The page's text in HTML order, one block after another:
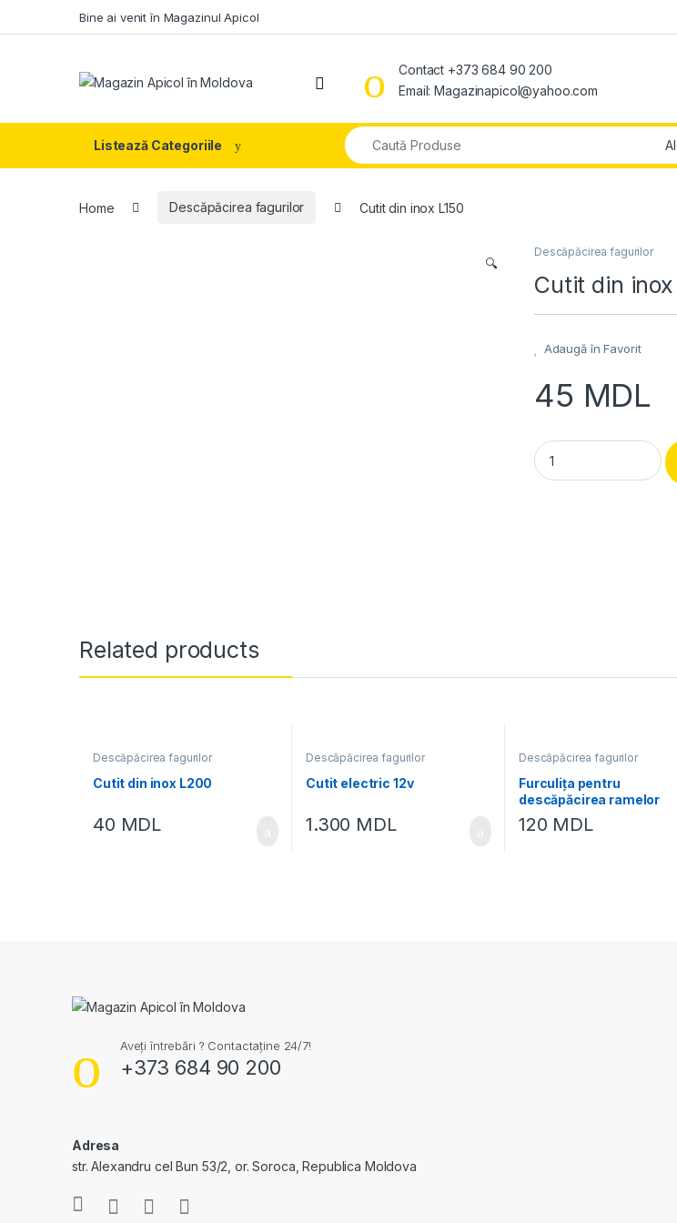
Bine ai venit în Magazinul Apicol
Contact +373 684 90 200
Email: Magazinapicol@yahoo.com
Listează Categoriile
Search for:
Home Descăpăcirea fagurilor Cutit din inox L150
🔍
Descăpăcirea fagurilor
Cutit din inox
Adaugă în Favorit
45 MDL
Cutit din inox L150
Related products
Descăpăcirea fagurilor
Cutit din inox L200
40 MDL
Descăpăcirea fagurilor
Cutit electric 12v
1.300 MDL
Descăpăcirea fagurilor
Furculiţa pentru
descăpăcirea ramelor
120 MDL
Aveți întrebări ? Contactaține 24/7!
+373 684 90 200
Adresa
str. Alexandru cel Bun 53/2, or. Soroca, Republica Moldova